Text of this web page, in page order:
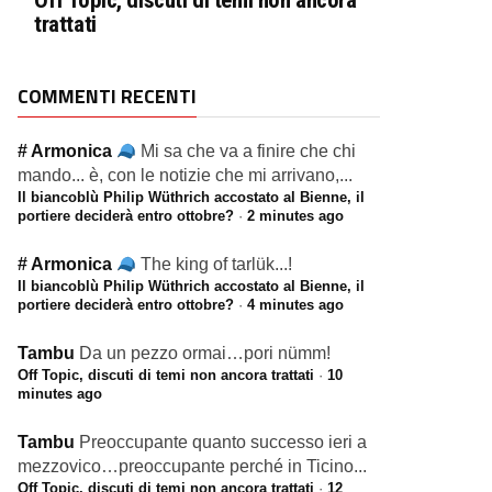
trattati
COMMENTI RECENTI
# Armonica
Mi sa che va a finire che chi
mando... è, con le notizie che mi arrivano,...
Il biancoblù Philip Wüthrich accostato al Bienne, il
portiere deciderà entro ottobre? · 2 minutes ago
# Armonica The king of tarlük...!
Il biancoblù Philip Wüthrich accostato al Bienne, il
portiere deciderà entro ottobre? · 4 minutes ago
Tambu Da un pezzo ormai…pori nümm!
Off Topic, discuti di temi non ancora trattati · 10
minutes ago
Tambu Preoccupante quanto successo ieri a
mezzovico…preoccupante perché in Ticino...
Off Topic, discuti di temi non ancora trattati · 12